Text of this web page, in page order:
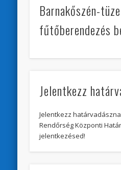
Barnakőszén-
fűtőberendezés
Jelentkezz
Jelentkezz
Rendőrség Központi
jelentkezésed!